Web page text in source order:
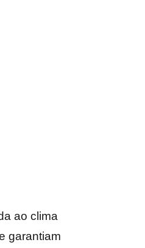
ao clima
garantiam